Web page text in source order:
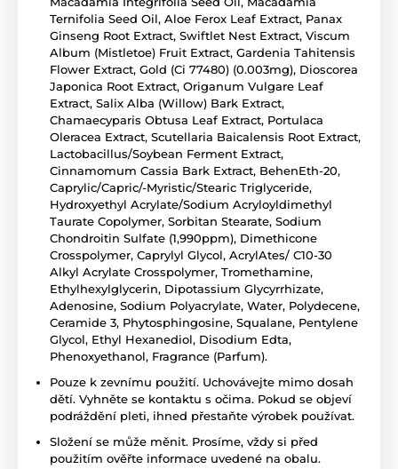
Ternifolia Seed Oil, Aloe Ferox Leaf Extract, Panax
Ginseng Root Extract, Swiftlet Nest Extract, Viscum
Album (Mistletoe) Fruit Extract, Gardenia Tahitensis
Flower Extract, Gold (Ci 77480) (0.003mg), Dioscorea
Japonica Root Extract, Origanum Vulgare Leaf
Extract, Salix Alba (Willow) Bark Extract,
Chamaecyparis Obtusa Leaf Extract, Portulaca
Oleracea Extract, Scutellaria Baicalensis Root Extract,
Lactobacillus/Soybean Ferment Extract,
Cinnamomum Cassia Bark Extract, BehenEth-20,
Caprylic/Capric/-Myristic/Stearic Triglyceride,
Hydroxyethyl Acrylate/Sodium Acryloyldimethyl
Taurate Copolymer, Sorbitan Stearate, Sodium
Chondroitin Sulfate (1,990ppm), Dimethicone
Crosspolymer, Caprylyl Glycol, AcrylAtes/ C10-30
Alkyl Acrylate Crosspolymer, Tromethamine,
Ethylhexylglycerin, Dipotassium Glycyrrhizate,
Adenosine, Sodium Polyacrylate, Water, Polydecene,
Ceramide 3, Phytosphingosine, Squalane, Pentylene
Glycol, Ethyl Hexanediol, Disodium Edta,
Phenoxyethanol, Fragrance (Parfum).
Pouze k zevnímu použití. Uchovávejte mimo dosah
dětí. Vyhněte se kontaktu s očima. Pokud se objeví
podráždění pleti, ihned přestaňte výrobek používat.
Složení se může měnit. Prosíme, vždy si před
použitím ověřte informace uvedené na obalu.